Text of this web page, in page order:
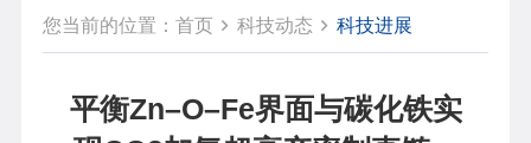
您当前的位置： 首页 科技动态 科技进展
平衡Zn–O–Fe界面与碳化铁实